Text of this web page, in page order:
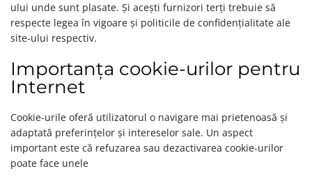
ului unde sunt plasate. Și acești furnizori terți trebuie să
respecte legea în vigoare și politicile de confidențialitate ale
site-ului respectiv.
Importanța cookie-urilor pentru
Internet
Cookie-urile oferă utilizatorul o navigare mai prietenoasă și
adaptată preferințelor și intereselor sale. Un aspect
important este că refuzarea sau dezactivarea cookie-urilor
poate face unele